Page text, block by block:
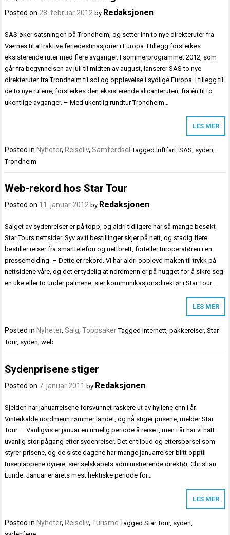
Posted on 28. februar 2012 by Redaksjonen
SAS øker satsningen på Trondheim, og setter inn to nye direkteruter fra
Værnes til attraktive feriedestinasjoner i Europa. I tillegg forsterkes
eksisterende ruter med flere avganger. I sommerprogrammet 2012, som
går fra begynnelsen av juli til midten av august, lanserer SAS to nye
direkteruter fra Trondheim til sol og opplevelse i sydlige Europa. I tillegg til
de to nye rutene, forsterkes den eksisterende alicanteruten, fra én til to
ukentlige avganger. – Med ukentlig rundtur Trondheim…
LES MER
Posted in Nyheter, Reiseliv,Samferdsel Tagged luftfart ,SAS syden
Trondheim
Web-rekord hos Star Tour
Posted on 11. januar 2012 by Redaksjonen
Salget av sydenreiser er på topp, og aldri tidligere har så mange besøkt
Star Tours nettsider. Syv av ti bestillinger skjer på nett, og stadig flere
bestiller reiser fra smarttelefon og nettbrett, forteller turoperatøren i en
pressemelding. – Dette er rekord. Vi har aldri opplevd maken til trykk på
nettsidene våre, og det er tydelig at nordmenn er på hugget for å sikre seg
en uke eller to under palmene, sier kommunikasjonsdirektør i Star Tour…
LES MER
Posted in Nyheter,Salg,Toppsaker TaggedInternett,pakkereiser,Star
Tour, syden,web
Sydenprisene stiger
Posted on 7. januar 2011 by Redaksjonen
Sjelden har januarreisene forsvunnet raskere ut av hyllene enn i år.
Vinterkalde nordmenn rømmer landet, og nå stiger prisene, melder Star
Tour. – Vanligvis er januar en rimelig periode å reise i, men i år har vi hatt
uvanlig stor pågang etter sydenreiser. Det er tilbud og etterspørsel som
styrer prisene, og de siste dagene har mange januarreiser blitt opptil
tusenlappene dyrere, sier selskapets administrerende direktør, Christian
Lunde. Januar er årets mest hektiske periode for…
LES MER
Posted in Nyheter, Reiseliv,Turisme TaggedStar Tour, syden